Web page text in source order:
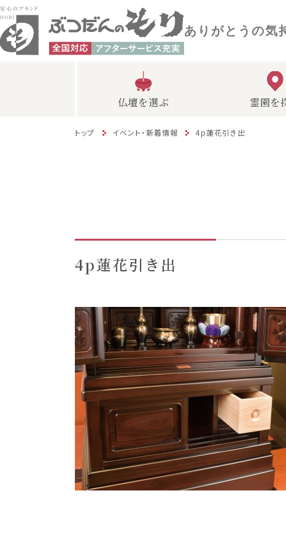
ありがとうの気
仏壇を選ぶ 霊園を
トップ イベント・新着情報 4p蓮花引き出
4p蓮花引き出